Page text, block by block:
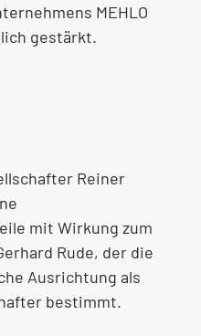
MEHLO
gestärkt.
Reiner
mit Wirkung zum
Rude, der die
Ausrichtung als
bestimmt.